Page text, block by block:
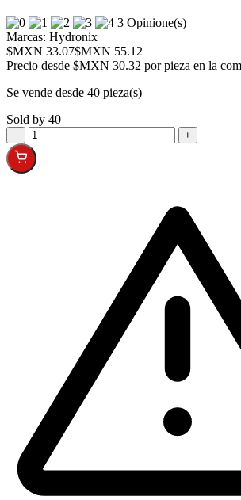
3 Opinione(s)
Marcas: Hydronix
$MXN 33.07$MXN 55.12
Precio desde $MXN 30.32 por pieza en la
Se vende desde 40 pieza(s)
Sold by 40
− +